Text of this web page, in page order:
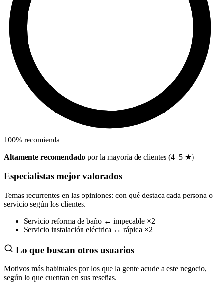
100% recomienda
Altamente recomendado por la mayoría de clientes (4–5 ★)
Especialistas mejor valorados
Temas recurrentes en las opiniones: con qué destaca cada persona o
servicio según los clientes.
Servicio reforma de baño ↔ impecable ×2
Servicio instalación eléctrica ↔ rápida ×2
Lo que buscan otros usuarios
Motivos más habituales por los que la gente acude a este negocio,
según lo que cuentan en sus reseñas.